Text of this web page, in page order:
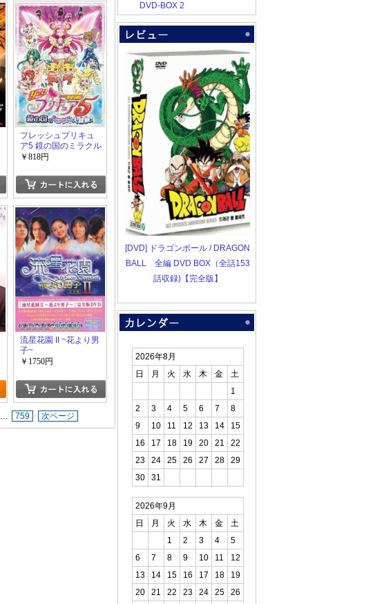
フレッシュプリキュ
ア5 鏡の国のミラクル
大冒険!
￥818円
流星花園 II ~花より男
子~
￥1750円
… 759 次ページ
DVD-BOX 2
[DVD] ドラゴンボール / DRAGON
BALL 全編 DVD BOX（全話153
話収録)【完全版】
2026年8月
日
月 火 水 木 金
土
1
2
3 4 5 6 7
8
9
10 11 12 13 14
15
16
17 18 19 20 21
22
23
24 25 26 27 28
29
30
31
2026年9月
日
月 火 水 木 金
土
1
2 3 4
5
6
7 8 9 10 11
12
13
14 15 16 17 18
19
20
21 22 23 24 25 26